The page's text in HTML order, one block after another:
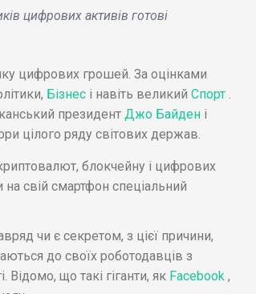
цифрових активів готові
цифрових грошей. За оцінками
Бізнес і навіть великий Спорт
президент Джо Байден і
цілого ряду світових держав.
блокчейну і цифрових
на свій смартфон спеціальний
чи є секретом, з цієї причини,
до своїх роботодавців з
що такі гіганти, якFacebook ,
на 405 млн євро за
підлітків .